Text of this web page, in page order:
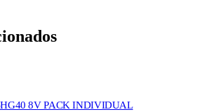
8V PACK INDIVIDUAL